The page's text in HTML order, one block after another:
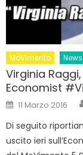
MoVimento News
Virginia
Economist
Posted
on
11 Marzo 2016
Di seguito
uscito ieri